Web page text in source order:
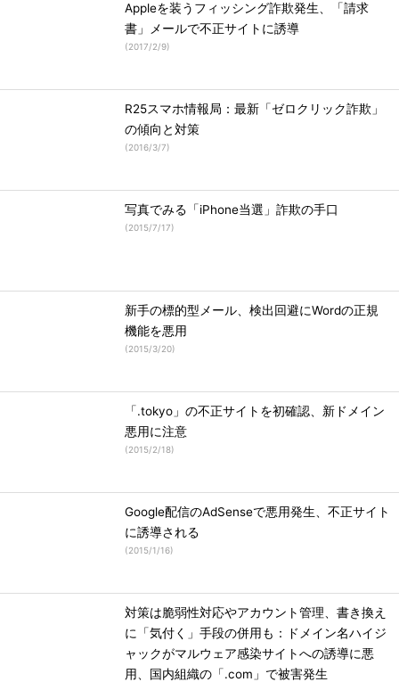
Appleを装うフィッシング詐欺発生、「請求
書」メールで不正サイトに誘導
(2017/2/9)
R25スマホ情報局：最新「ゼロクリック詐欺」
の傾向と対策
(2016/3/7)
写真でみる「iPhone当選」詐欺の手口
(2015/7/17)
新手の標的型メール、検出回避にWordの正規
機能を悪用
(2015/3/20)
「.tokyo」の不正サイトを初確認、新ドメイン
悪用に注意
(2015/2/18)
Google配信のAdSenseで悪用発生、不正サイト
に誘導される
(2015/1/16)
対策は脆弱性対応やアカウント管理、書き換え
に「気付く」手段の併用も：ドメイン名ハイジ
ャックがマルウェア感染サイトへの誘導に悪
用、国内組織の「.com」で被害発生